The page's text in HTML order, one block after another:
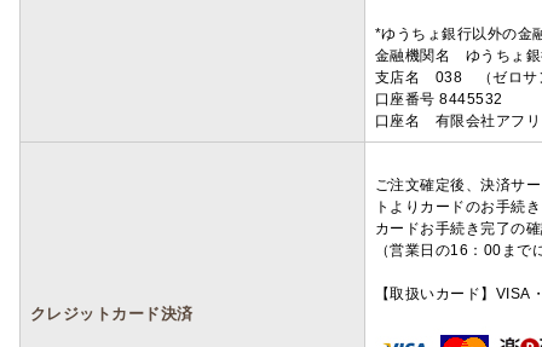
*ゆうちょ銀行以外の金
金融機関名 ゆうちょ
支店名 038 （ゼロサ
口座番号 8445532
口座名 有限会社アフ
クレジットカード決済
ご注文確定後、決済サ
トよりカードのお手続
カードお手続き完了の
（営業日の16：00ま
【取扱いカード】